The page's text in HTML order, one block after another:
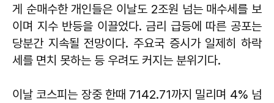
게 순매수한 개인들은 이날도 2조원 넘는 매수세를 보
이며 지수 반등을 이끌었다. 금리 급등에 따른 공포는
당분간 지속될 전망이다. 주요국 증시가 일제히 하락
세를 면치 못하는 등 우려도 커지는 분위기다.
이날 코스피는 장중 한때 7142.71까지 밀리며 4% 넘